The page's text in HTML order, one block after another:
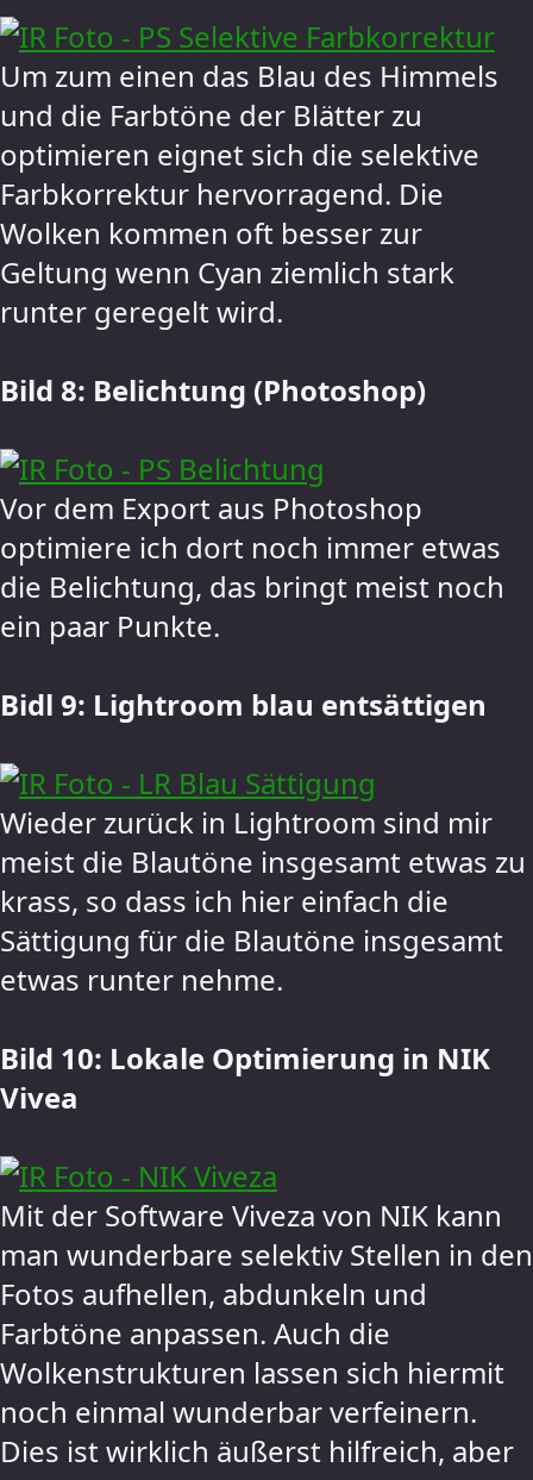
Um zum einen das Blau des Himmels
und die Farbtöne der Blätter zu
optimieren eignet sich die selektive
Farbkorrektur hervorragend. Die
Wolken kommen oft besser zur
Geltung wenn Cyan ziemlich stark
runter geregelt wird.
Bild 8: Belichtung (Photoshop)
Vor dem Export aus Photoshop
optimiere ich dort noch immer etwas
die Belichtung, das bringt meist noch
ein paar Punkte.
Bidl 9: Lightroom blau entsättigen
Wieder zurück in Lightroom sind mir
meist die Blautöne insgesamt etwas zu
krass, so dass ich hier einfach die
Sättigung für die Blautöne insgesamt
etwas runter nehme.
Bild 10: Lokale Optimierung in NIK
Vivea
Mit der Software Viveza von NIK kann
man wunderbare selektiv Stellen in den
Fotos aufhellen, abdunkeln und
Farbtöne anpassen. Auch die
Wolkenstrukturen lassen sich hiermit
noch einmal wunderbar verfeinern.
Dies ist wirklich äußerst hilfreich, aber